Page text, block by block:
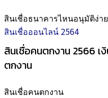
สินเชื่อธนาคารไหนอนุมัติง่า
สินเชื่อออนไลน์ 2564
สินเชื่อคนตกงาน 2566 เ
ตกงาน
สินเชื่อคนตกงาน